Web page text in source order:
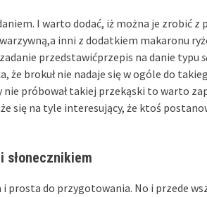
I warto dodać, iż można je zrobić
inni z dodatkiem makaronu
przedstawićprzepis na danie typu
że brokuł nie nadaje się w ogóle do
próbował takiej przekąski to warto
się na tyle interesujący, że ktoś
słonecznikiem
i prosta do przygotowania. No i przede